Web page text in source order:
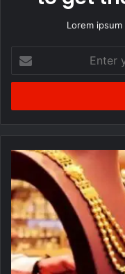
Lorem
your
Email